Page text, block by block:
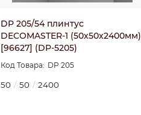
DP 205/54 плинтус
DECOMASTER-1 (50х50х2400мм)
[96627] (DP-5205)
DP 205
50 50 2400